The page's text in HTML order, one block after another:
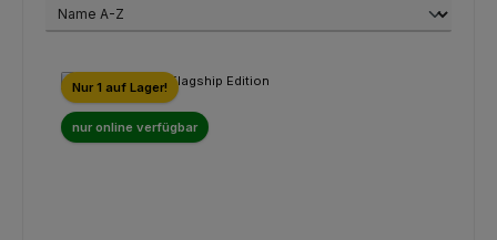
Nur 1 auf Lager!
nur online verfügbar